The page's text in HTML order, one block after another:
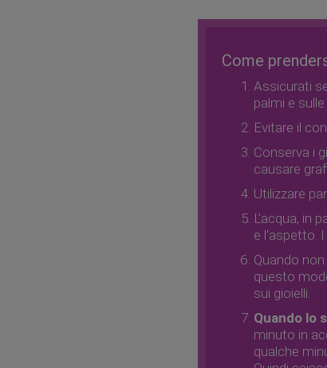
Come
Assicurati
palmi e
Evitare il
Conserva i
causare
Utilizzare
L'acqua, in
e l'aspetto.
Quando
questo
sui gioielli.
Quando lo
minuto in
qualche